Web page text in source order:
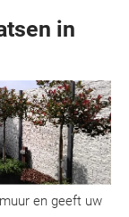
in
en geeft uw